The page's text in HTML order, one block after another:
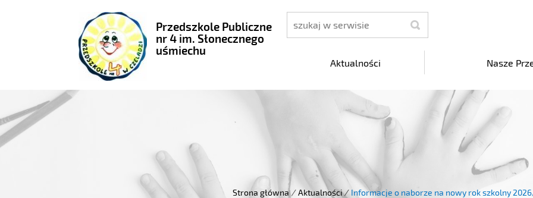
Przedszkole Publiczne
nr 4 im. Słonecznego
uśmiechu
szukaj
Aktualności Nasze
Strona główna / Aktualności / Informacje o naborze na nowy rok szkolny